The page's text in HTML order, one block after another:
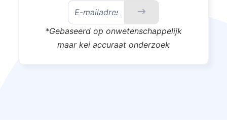
*Gebaseerd op onwetenschappelijk
maar kei accuraat onderzoek